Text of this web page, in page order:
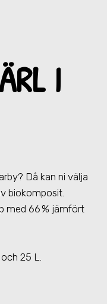
I
? Då kan ni välja
biokomposit.
med 66 % jämfört
25 L.